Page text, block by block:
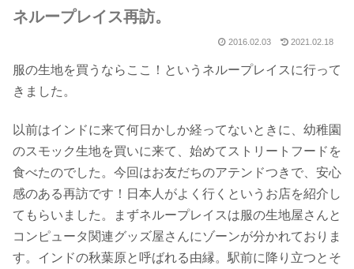
ネループレイス再訪。
2016.02.03 2021.02.18
服の生地を買うならここ！というネループレイスに行って
きました。
以前はインドに来て何日かしか経ってないときに、幼稚園
のスモック生地を買いに来て、始めてストリートフードを
食べたのでした。今回はお友だちのアテンドつきで、安心
感のある再訪です！日本人がよく行くというお店を紹介し
てもらいました。まずネループレイスは服の生地屋さんと
コンピュータ関連グッズ屋さんにゾーンが分かれておりま
す。インドの秋葉原と呼ばれる由縁。駅前に降り立つとそ